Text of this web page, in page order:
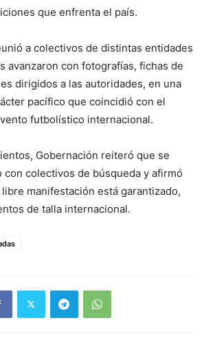
que enfrenta el país.
a colectivos de distintas entidades
avanzaron con fotografías, fichas de
dirigidos a las autoridades, en una
pacífico que coincidió con el
futbolístico internacional.
Gobernación reiteró que se
con colectivos de búsqueda y afirmó
manifestación está garantizado,
de talla internacional.